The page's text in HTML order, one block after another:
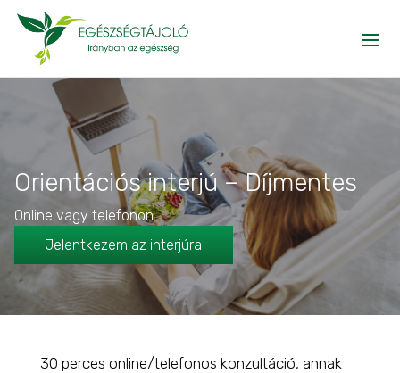
Orientációs interjú – Díjmentes
Online vagy telefonon
Jelentkezem az interjúra
30 perces online/telefonos konzultáció, annak